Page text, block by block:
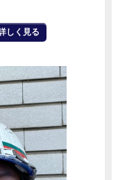
しく見る